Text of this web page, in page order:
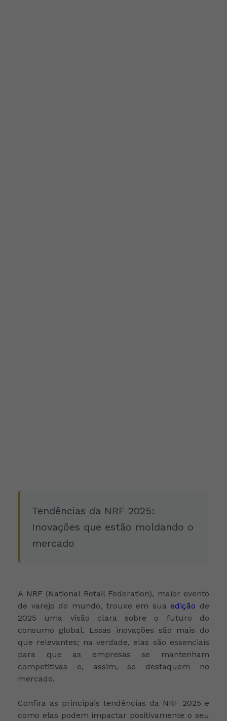
Tendências da NRF 2025:
Inovações que estão moldando o
mercado
A NRF (National Retail Federation), maior evento
de varejo do mundo, trouxe em sua edição de
2025 uma visão clara sobre o futuro do
consumo global. Essas inovações são mais do
que relevantes; na verdade, elas são essenciais
para que as empresas se mantenham
competitivas e, assim, se destaquem no
mercado.
Confira as principais tendências da NRF 2025 e
como elas podem impactar positivamente o seu